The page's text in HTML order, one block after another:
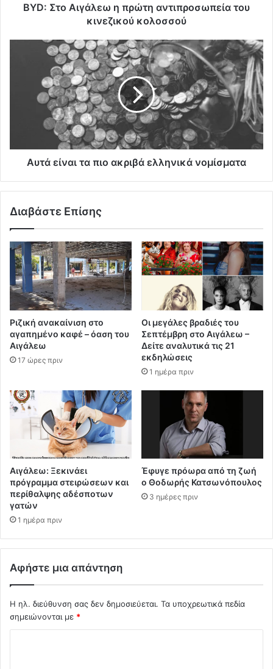
BYD: Στο Αιγάλεω η πρώτη αντιπροσωπεία του
κινεζικού κολοσσού
Αυτά είναι τα πιο ακριβά ελληνικά νομίσματα
Διαβάστε Επίσης
Ριζική ανακαίνιση στο
αγαπημένο καφέ – όαση του
Αιγάλεω
17 ώρες πριν
Οι μεγάλες βραδιές του
Σεπτέμβρη στο Αιγάλεω –
Δείτε αναλυτικά τις 21
εκδηλώσεις
1 ημέρα πριν
Αιγάλεω: Ξεκινάει
πρόγραμμα στειρώσεων και
περίθαλψης αδέσποτων
γατών
1 ημέρα πριν
Έφυγε πρόωρα από τη ζωή
ο Θοδωρής Κατσωνόπουλος
3 ημέρες πριν
Αφήστε μια απάντηση
Η ηλ. διεύθυνση σας δεν δημοσιεύεται. Τα υποχρεωτικά πεδία
σημειώνονται με *